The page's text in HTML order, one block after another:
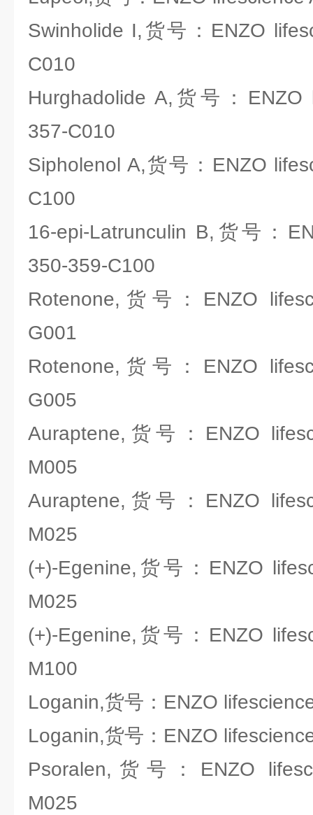
Swinholide I,货号：ENZO
C010
Hurghadolide A,货号：ENZO
357-C010
Sipholenol A,货号：ENZO
C100
16-epi-Latrunculin B,货号：
350-359-C100
Rotenone,货号：ENZO
G001
Rotenone,货号：ENZO
G005
Auraptene,货号：ENZO
M005
Auraptene,货号：ENZO
M025
(+)-Egenine,货号：ENZO
M025
(+)-Egenine,货号：ENZO
M100
Loganin,货号：ENZO
Loganin,货号：ENZO
Psoralen,货号：ENZO
M025